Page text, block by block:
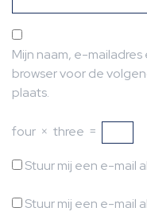
Mijn naam, e-
browser voor de
plaats.
four × three =
Stuur mij een e-mail
Stuur mij een e-mail